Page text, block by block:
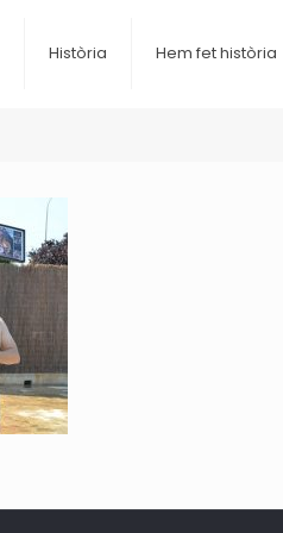
Història Hem fet història